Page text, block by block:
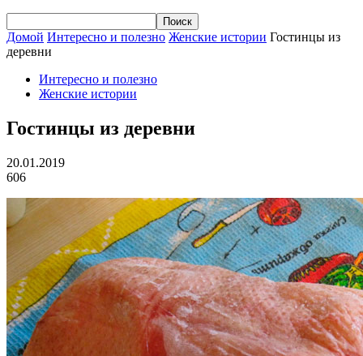
Домой Интересно и полезно Женские истории Гостинцы из
деревни
Интересно и полезно
Женские истории
Гостинцы из деревни
20.01.2019
606